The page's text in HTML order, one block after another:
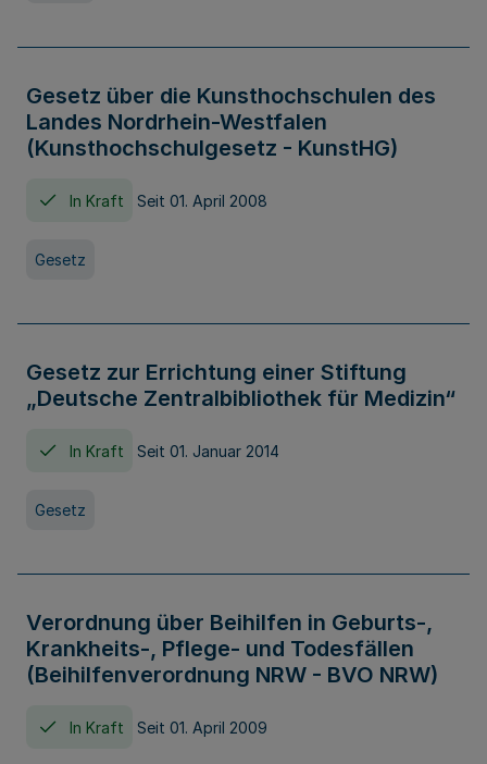
Gesetz über die Kunsthochschulen des
Landes Nordrhein-Westfalen
(Kunsthochschulgesetz - KunstHG)
In Kraft Seit 01. April 2008
Gesetz
Gesetz zur Errichtung einer Stiftung
„Deutsche Zentralbibliothek für Medizin“
In Kraft Seit 01. Januar 2014
Gesetz
Verordnung über Beihilfen in Geburts-,
Krankheits-, Pflege- und Todesfällen
(Beihilfenverordnung NRW - BVO NRW)
In Kraft Seit 01. April 2009